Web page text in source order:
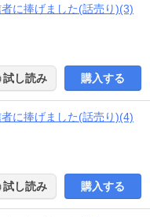
に捧げました(話売り)(3)
試し読み 購入する
に捧げました(話売り)(4)
試し読み 購入する